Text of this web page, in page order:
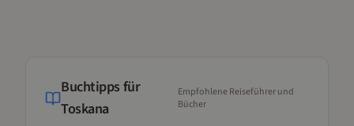
Buchtipps für
Toskana
Empfohlene Reiseführer und
Bücher